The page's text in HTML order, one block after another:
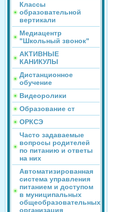
Классы
образовательной
вертикали
Медиацентр
"Школьный звонок"
АКТИВНЫЕ
КАНИКУЛЫ
Дистанционное
обучение
Видеоролики
Образование ст
ОРКСЭ
Часто задаваемые
вопросы родителей
по питанию и ответы
на них
Автоматизированная
система управления
питанием и доступом
в муниципальных
общеобразовательных
организация